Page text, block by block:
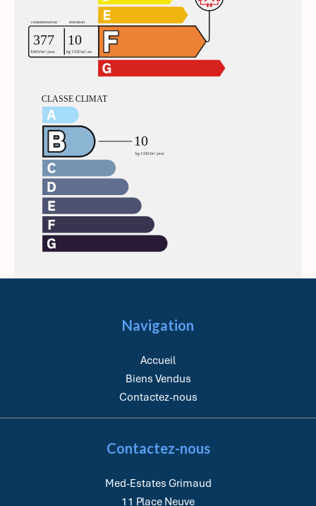
Navigation
Accueil
Biens Vendus
Contactez-nous
Contactez-nous
Med-Estates Grimaud
11 Place Neuve